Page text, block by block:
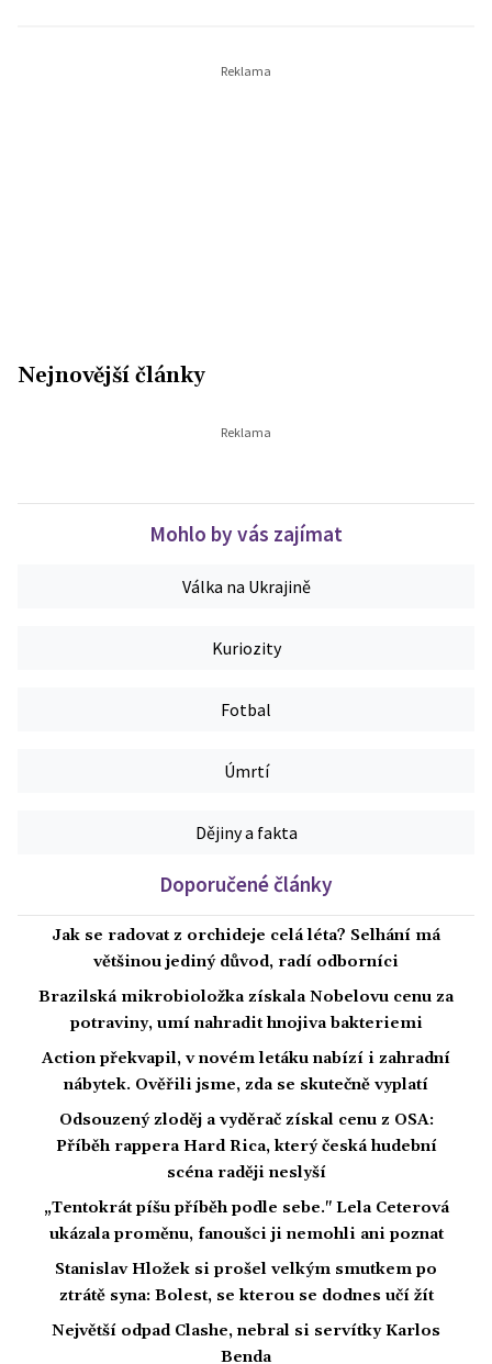
Nejnovější články
Mohlo by vás zajímat
Válka na Ukrajině
Kuriozity
Fotbal
Úmrtí
Dějiny a fakta
Doporučené články
Jak se radovat z orchideje celá léta? Selhání má
většinou jediný důvod, radí odborníci
Brazilská mikrobioložka získala Nobelovu cenu za
potraviny, umí nahradit hnojiva bakteriemi
Action překvapil, v novém letáku nabízí i zahradní
nábytek. Ověřili jsme, zda se skutečně vyplatí
Odsouzený zloděj a vyděrač získal cenu z OSA:
Příběh rappera Hard Rica, který česká hudební
scéna raději neslyší
„Tentokrát píšu příběh podle sebe." Lela Ceterová
ukázala proměnu, fanoušci ji nemohli ani poznat
Stanislav Hložek si prošel velkým smutkem po
ztrátě syna: Bolest, se kterou se dodnes učí žít
Největší odpad Clashe, nebral si servítky Karlos
Benda